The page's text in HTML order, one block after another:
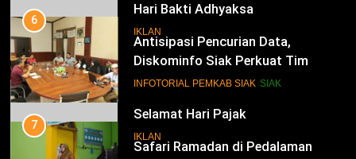
Selamat Hari Pajak
IKLAN
17
Bhayangkara ke- 78
IKLAN
6
Antisipasi Pencurian Data,
Diskominfo Siak Perkuat Tim
Tanggap Insiden Siber Mendukung
INFOTORIAL PEMKAB SIAK SIAK
7
Safari Ramadan di Pedalaman